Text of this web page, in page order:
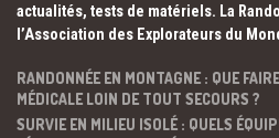
actualités, tests de matériels. La
l’Association des Explorateurs du
RANDONNÉE EN MONTAGNE : QUE
MÉDICALE LOIN DE TOUT SECOURS ?
SURVIE EN MILIEU ISOLÉ : QUELS